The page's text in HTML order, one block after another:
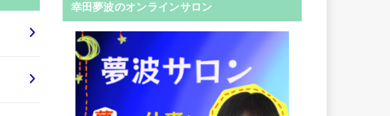
幸田夢波のオンラインサロン